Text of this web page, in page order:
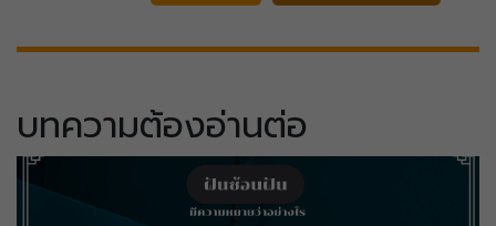
บทความต้องอ่านต่อ